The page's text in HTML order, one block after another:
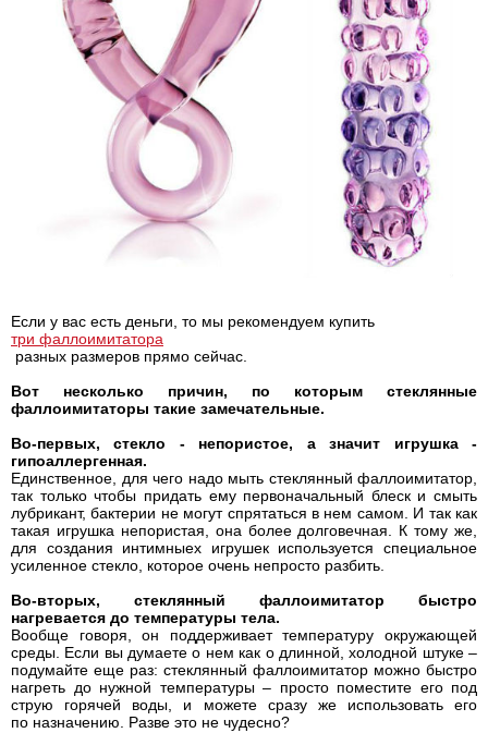
Если у вас есть деньги, то мы рекомендуем купить
три фаллоимитатора
разных размеров прямо сейчас.
Вот несколько причин, по которым стеклянные
фаллоимитаторы такие замечательные.
Во-первых, стекло - непористое, а значит игрушка -
гипоаллергенная.
Единственное, для чего надо мыть стеклянный фаллоимитатор,
так только чтобы придать ему первоначальный блеск и смыть
лубрикант, бактерии не могут спрятаться в нем самом. И так как
такая игрушка непористая, она более долговечная. К тому же,
для создания интимныех игрушек используется специальное
усиленное стекло, которое очень непросто разбить.
Во-вторых, стеклянный фаллоимитатор быстро
нагревается до температуры тела.
Вообще говоря, он поддерживает температуру окружающей
среды. Если вы думаете о нем как о длинной, холодной штуке –
подумайте еще раз: стеклянный фаллоимитатор можно быстро
нагреть до нужной температуры – просто поместите его под
струю горячей воды, и можете сразу же использовать его
по назначению. Разве это не чудесно?